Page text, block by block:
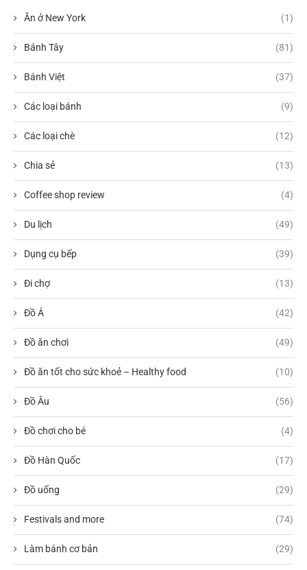
Ăn ở New York (1)
Bánh Tây (81)
Bánh Việt (37)
Các loại bánh (9)
Các loại chè (12)
Chia sẻ (13)
Coffee shop review (4)
Du lịch (49)
Dụng cụ bếp (39)
Đi chợ (13)
Đồ Á (42)
Đồ ăn chơi (49)
Đồ ăn tốt cho sức khoẻ – Healthy food (10)
Đồ Âu (56)
Đồ chơi cho bé (4)
Đồ Hàn Quốc (17)
Đồ uống (29)
Festivals and more (74)
Làm bánh cơ bản (29)